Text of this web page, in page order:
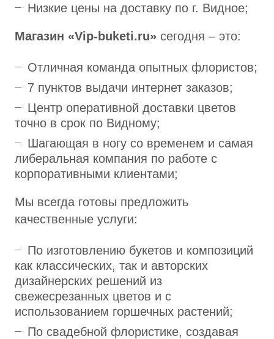
Низкие цены на доставку по г. Видное;
Магазин «Vip-buketi.ru» сегодня – это:
Отличная команда опытных флористов;
7 пунктов выдачи интернет заказов;
Центр оперативной доставки цветов
точно в срок по Видному;
Шагающая в ногу со временем и самая
либеральная компания по работе с
корпоративными клиентами;
Мы всегда готовы предложить
качественные услуги:
По изготовлению букетов и композиций
как классических, так и авторских
дизайнерских решений из
свежесрезанных цветов и с
использованием горшечных растений;
По свадебной флористике, создавая